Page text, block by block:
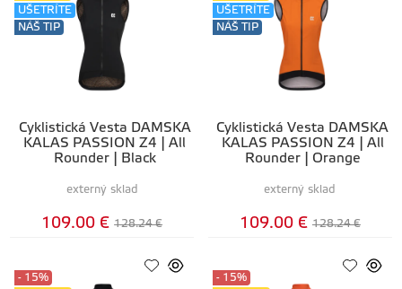
Cyklistická Vesta DÁMSKA
KALAS PASSION Z4 | All
Rounder | Black
UŠETRÍTE
NÁŠ TIP
externý sklad
109.00 € 128.24 €
Cyklistická Vesta DÁMSKA
KALAS PASSION Z4 | All
Rounder | Orange
UŠETRÍTE
NÁŠ TIP
externý sklad
109.00 € 128.24 €
- 15%
- 15%